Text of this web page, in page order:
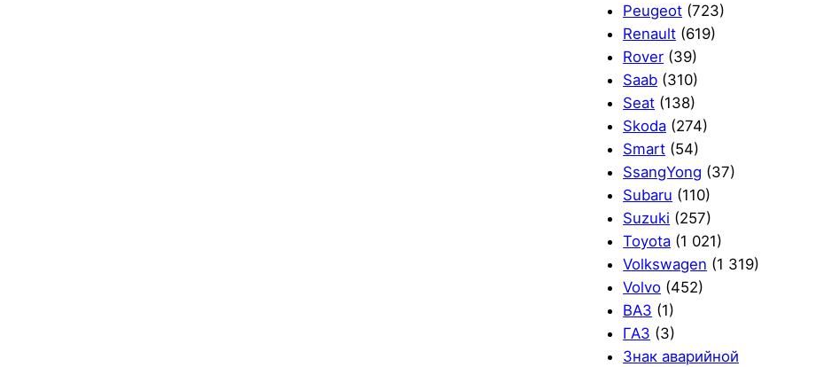
Peugeot (723)
Renault (619)
Rover (39)
Saab (310)
Seat (138)
Skoda (274)
Smart (54)
SsangYong (37)
Subaru (110)
Suzuki (257)
Toyota (1 021)
Volkswagen (1 319)
Volvo (452)
ВАЗ (1)
ГАЗ (3)
Знак аварийной